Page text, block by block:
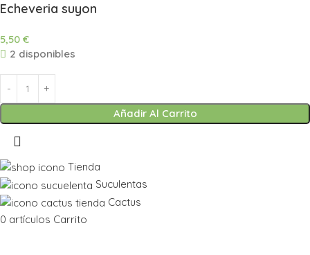
Echeveria suyon
5,50 €
2 disponibles
Añadir Al Carrito
Tienda
Suculentas
Cactus
0 artículos Carrito